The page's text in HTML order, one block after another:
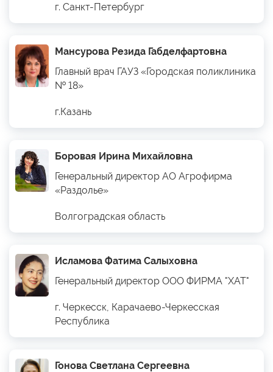
г. Санкт-Петербург
Мансурова Резида Габделфартовна
Главный врач ГАУЗ «Городская поликлиника
№ 18»
г.Казань
Боровая Ирина Михайловна
Генеральный директор АО Агрофирма
«Раздолье»
Волгоградская область
Исламова Фатима Салыховна
Генеральный директор ООО ФИРМА "ХАТ"
г. Черкесск, Карачаево-Черкесская
Республика
Гонова Светлана Сергеевна